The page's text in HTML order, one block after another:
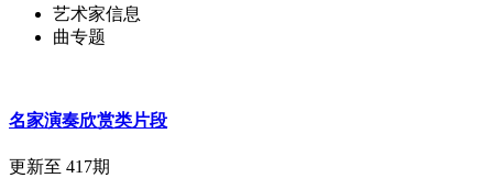
艺术家信息
曲专题
名家演奏欣赏类片段
更新至 417期